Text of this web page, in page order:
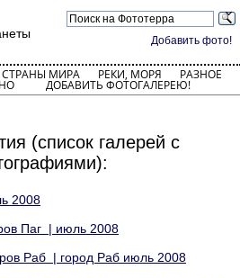
Добавить фото!
СТРАНЫ МИРА РЕКИ, МОРЯ РАЗНОЕ
ДОБАВИТЬ ФОТОГАЛЕРЕЮ!
(список галерей с
2008
Паг | июль 2008
Раб | город Раб июль 2008